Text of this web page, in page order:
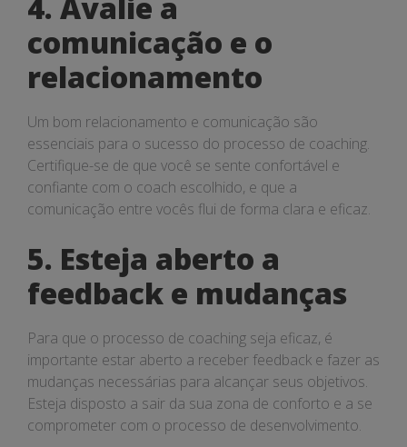
comunicação e o
relacionamento
Um bom relacionamento e comunicação são
essenciais para o sucesso do processo de coaching.
Certifique-se de que você se sente confortável e
confiante com o coach escolhido, e que a
comunicação entre vocês flui de forma clara e eficaz.
5. Esteja aberto a
feedback e mudanças
Para que o processo de coaching seja eficaz, é
importante estar aberto a receber feedback e fazer as
mudanças necessárias para alcançar seus objetivos.
Esteja disposto a sair da sua zona de conforto e a se
comprometer com o processo de desenvolvimento.